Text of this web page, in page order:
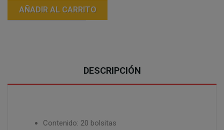
AÑADIR AL CARRITO
DESCRIPCIÓN
Contenido: 20 bolsitas